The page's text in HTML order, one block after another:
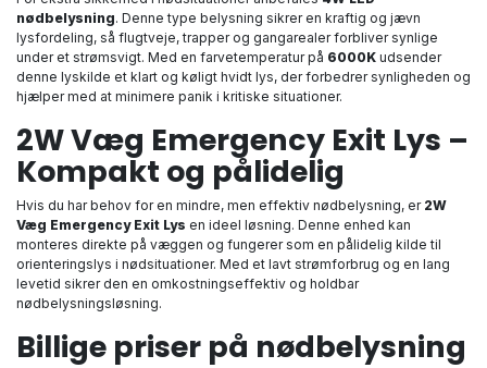
nødbelysning. Denne type belysning sikrer en kraftig og jævn
lysfordeling, så flugtveje, trapper og gangarealer forbliver synlige
under et strømsvigt. Med en farvetemperatur på 6000K udsender
denne lyskilde et klart og køligt hvidt lys, der forbedrer synligheden og
hjælper med at minimere panik i kritiske situationer.
2W Væg Emergency Exit Lys –
Kompakt og pålidelig
Hvis du har behov for en mindre, men effektiv nødbelysning, er 2W
Væg Emergency Exit Lys en ideel løsning. Denne enhed kan
monteres direkte på væggen og fungerer som en pålidelig kilde til
orienteringslys i nødsituationer. Med et lavt strømforbrug og en lang
levetid sikrer den en omkostningseffektiv og holdbar
nødbelysningsløsning.
Billige priser på nødbelysning